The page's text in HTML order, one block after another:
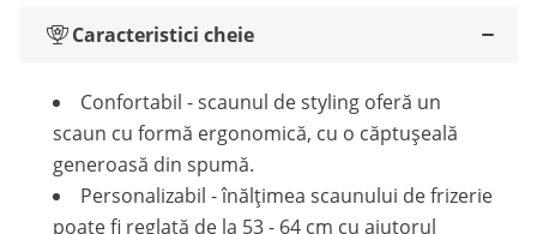
Caracteristici cheie
Confortabil - scaunul de styling oferă un
scaun cu formă ergonomică, cu o căptușeală
generoasă din spumă.
Personalizabil - înălțimea scaunului de frizerie
poate fi reglată de la 53 - 64 cm cu ajutorul